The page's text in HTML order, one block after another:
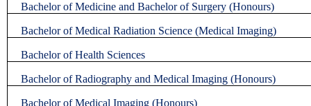
Bachelor of Medicine and Bachelor of Surgery (Honours)
Bachelor of Medical Radiation Science (Medical Imaging)
Bachelor of Health Sciences
Bachelor of Radiography and Medical Imaging (Honours)
Bachelor of Medical Imaging (Honours)